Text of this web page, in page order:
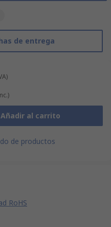
de entrega
Añadir al carrito
de productos
RoHS